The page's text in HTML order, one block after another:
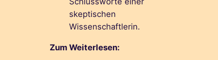
skeptischen
Wissenschaftlerin.
Zum Weiterlesen: